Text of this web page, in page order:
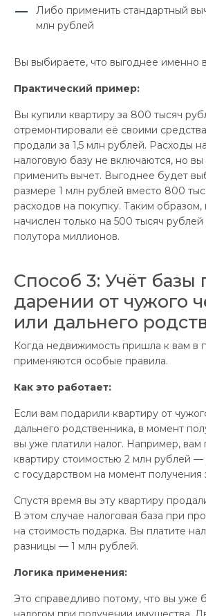
Либо применить стандартный
млн рублей
Вы выбираете, что выгоднее именно
Практический пример:
Вы купили квартиру за 800 тысяч
отремонтировали её своими
продали за 1,5 млн рублей. Расходы
налоговую базу не включаются, но
применить вычет. Выгоднее будет
размере 1 млн рублей вместо 800
расходов на покупку. Таким образом,
начислен только на 500 тысяч рублей
полутора миллионов.
Способ 3: Учёт базы
дарении от чужого
или дальнего
Когда недвижимость пришла к вам в
применяются особые правила.
Как это работает:
Если вам подарили квартиру от
дальнего родственника, в момент
вы уже платили налог. Например, вам
квартиру стоимостью 2 млн рублей —
с государством на момент получения
Спустя время вы эту квартиру
В этом случае налоговая база при
на стоимость подарка. Вы платите
разницы — 1 млн рублей.
Логика применения:
Это справедливо потому, что вы уже